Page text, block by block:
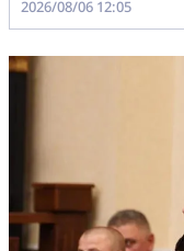
2026/08/06 12:05